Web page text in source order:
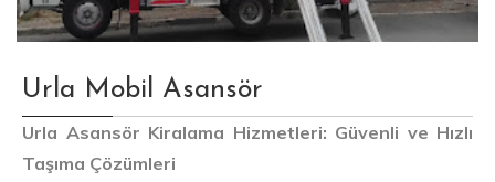
Urla Mobil Asansör
Urla Asansör Kiralama Hizmetleri: Güvenli ve Hızlı
Taşıma Çözümleri